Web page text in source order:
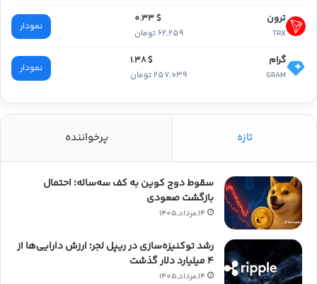
ترون
TRX
$ 0.33
62,259 تومان
نمودار
گرام
GRAM
$ 1.38
257,039 تومان
نمودار
تازه پرخواننده
سقوط دوج کوین به کف سه‌ساله؛ احتمال
بازگشت صعودی
14,مرداد,1405
رشد توکنیزه‌سازی در ریپل لجر؛ ارزش دارایی‌ها از
۴ میلیارد دلار گذشت
14,مرداد,1405